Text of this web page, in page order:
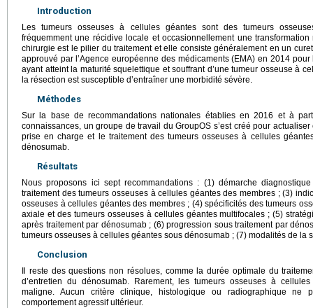
Introduction
Les tumeurs osseuses à cellules géantes sont des tumeurs
fréquemment une récidive locale et occasionnellement une
chirurgie est le pilier du traitement et elle consiste généralement en un
approuvé par l’Agence européenne des médicaments (EMA) en 2014
ayant atteint la maturité squelettique et souffrant d’une tumeur osseuse à
la résection est susceptible d’entraîner une morbidité sévère.
Méthodes
Sur la base de recommandations nationales établies en 2016 et à
connaissances, un groupe de travail du GroupOS s’est créé pour
prise en charge et le traitement des tumeurs osseuses à cellules
dénosumab.
Résultats
Nous proposons ici sept recommandations : (1) démarche
traitement des tumeurs osseuses à cellules géantes des membres ; (3)
osseuses à cellules géantes des membres ; (4) spécificités des tumeurs
axiale et des tumeurs osseuses à cellules géantes multifocales ; (5)
après traitement par dénosumab ; (6) progression sous traitement par
tumeurs osseuses à cellules géantes sous dénosumab ; (7) modalités de la
Conclusion
Il reste des questions non résolues, comme la durée optimale du
d’entretien du dénosumab. Rarement, les tumeurs osseuses à
maligne. Aucun critère clinique, histologique ou radiographique ne
comportement agressif ultérieur.